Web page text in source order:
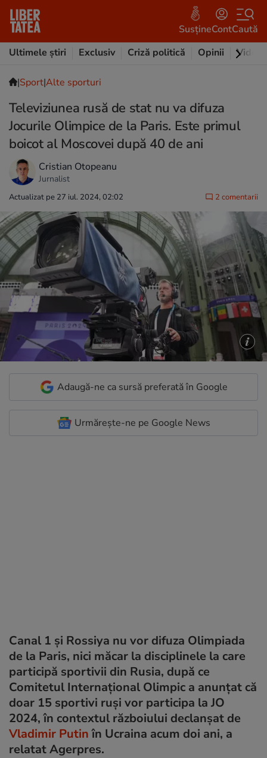
SusțineContCaută
Ultimele știri
Exclusiv Criză politică Opinii Video
|Sport|Alte sporturi
Televiziunea rusă de stat nu va difuza
Jocurile Olimpice de la Paris. Este primul
boicot al Moscovei după 40 de ani
Cristian Otopeanu
Jurnalist
Actualizat pe 27 iul. 2024, 02:02 2 comentarii
Adaugă-ne ca sursă preferată în Google
Urmărește-ne pe Google News
Canal 1 şi Rossiya nu vor difuza Olimpiada
de la Paris, nici măcar la disciplinele la care
participă sportivii din Rusia, după ce
Comitetul Internaţional Olimpic a anunţat că
doar 15 sportivi ruşi vor participa la JO
2024, în contextul războiului declanșat de
Vladimir Putinîn Ucraina acum doi ani, a
relatat Agerpres.